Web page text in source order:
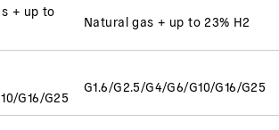
+ up to
Natural gas + up to 23% H2
G16/G25
G1.6/G2.5/G4/G6/G10/G16/G25